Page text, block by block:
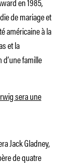
de mariage et
américaine à la
et la
famille
sera une
Jack Gladney,
de quatre